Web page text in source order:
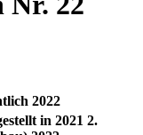
2022
in 2021 2.